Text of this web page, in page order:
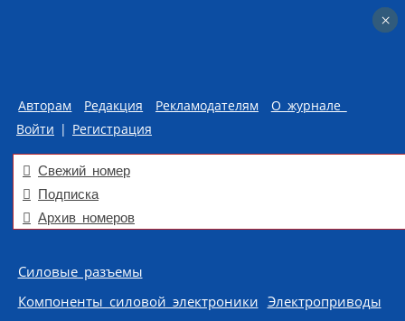
Авторам Редакция Рекламодателям
О журнале
Войти | Регистрация
Свежий номер
Подписка
Архив номеров
Skip to content
Силовые разъемы
Компоненты силовой электроники Электроприводы
×
×